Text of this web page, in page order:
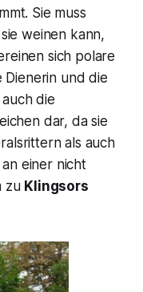
Sie muss
weinen kann,
sich polare
Dienerin und die
die
dar, da sie
als auch
einer nicht
zu Klingsors